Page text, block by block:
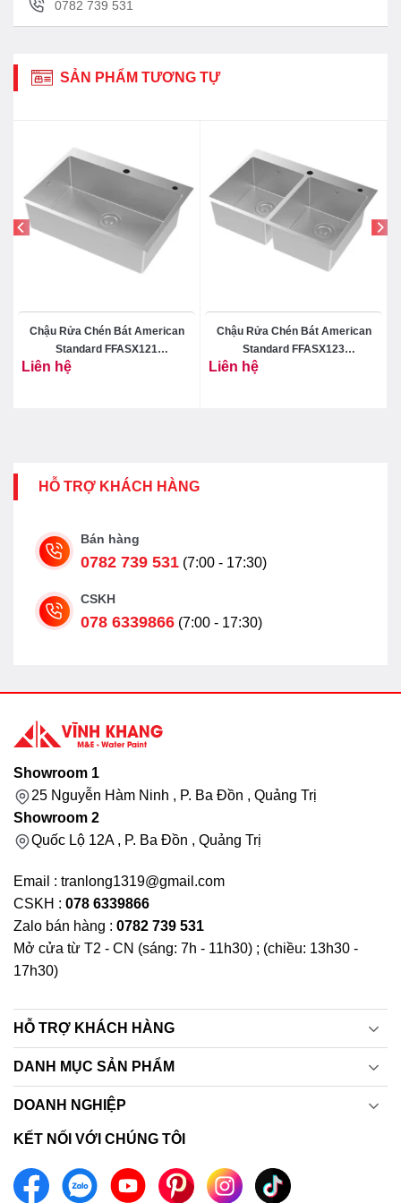
0782 739 531
SẢN PHẨM TƯƠNG TỰ
Chậu Rửa Chén Bát American
Standard FFASX121
101368MS00 Một Hộc Inox 304
Liên hệ
Chậu Rửa Chén Bát American
Standard FFASX123
101370MS00 Hai Hộc Inox 304
Liên hệ
HỖ TRỢ KHÁCH HÀNG
Bán hàng
0782 739 531 (7:00 - 17:30)
CSKH
078 6339866 (7:00 - 17:30)
Showroom 1
25 Nguyễn Hàm Ninh , P. Ba Đồn , Quảng Trị
Showroom 2
Quốc Lộ 12A , P. Ba Đồn , Quảng Trị
Email : tranlong1319@gmail.com
CSKH : 078 6339866
Zalo bán hàng : 0782 739 531
Mở cửa từ T2 - CN (sáng: 7h - 11h30) ; (chiều: 13h30 -
17h30)
HỖ TRỢ KHÁCH HÀNG
DANH MỤC SẢN PHẨM
DOANH NGHIỆP
KẾT NỐI VỚI CHÚNG TÔI